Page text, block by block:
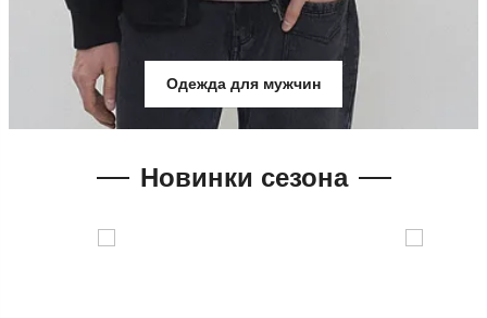
Одежда для мужчин
Новинки сезона